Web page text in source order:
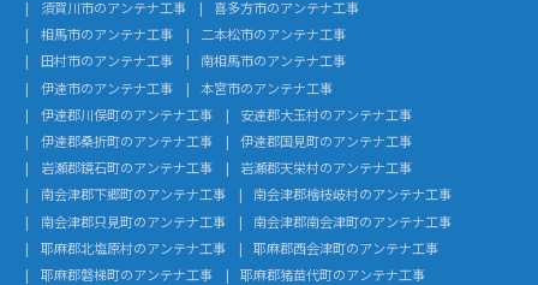
須賀川市のアンテナ工事
喜多方市のアンテナ工事
相馬市のアンテナ工事
二本松市のアンテナ工事
田村市のアンテナ工事
南相馬市のアンテナ工事
伊達市のアンテナ工事
本宮市のアンテナ工事
伊達郡川俣町のアンテナ工事
安達郡大玉村のアンテナ工事
伊達郡桑折町のアンテナ工事
伊達郡国見町のアンテナ工事
岩瀬郡鏡石町のアンテナ工事
岩瀬郡天栄村のアンテナ工事
南会津郡下郷町のアンテナ工事
南会津郡檜枝岐村のアンテナ工事
南会津郡只見町のアンテナ工事
南会津郡南会津町のアンテナ工事
耶麻郡北塩原村のアンテナ工事
耶麻郡西会津町のアンテナ工事
耶麻郡磐梯町のアンテナ工事
耶麻郡猪苗代町のアンテナ工事